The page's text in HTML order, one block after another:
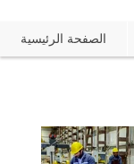
الصفحة الرئيسية